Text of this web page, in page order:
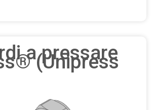
a pressare
(Unipress